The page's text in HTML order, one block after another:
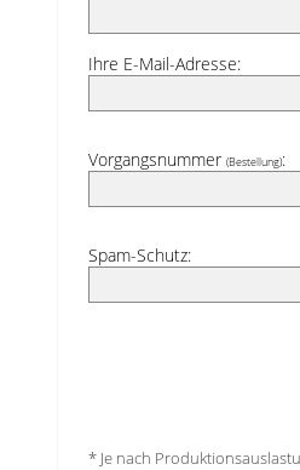
Ihre E-Mail-Adresse:
Vorgangsnummer(Bestellung):
Spam-Schutz:
* Je nach